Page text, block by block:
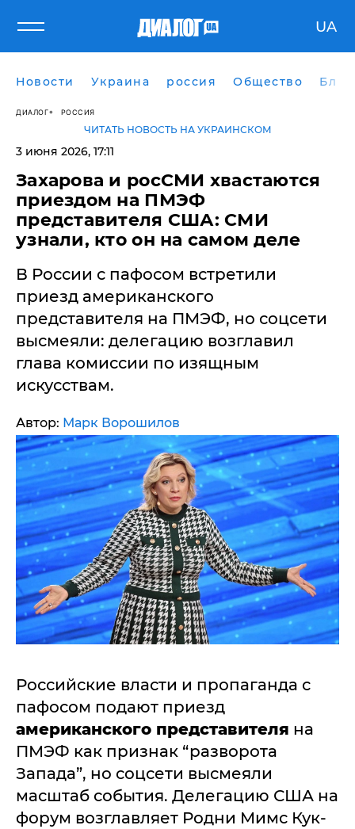
UA
Новости Украина россия Общество
ДИАЛОГ РОССИЯ
ЧИТАТЬ НОВОСТЬ НА УКРАИНСКОМ
3 июня 2026, 17:11
Захарова и росСМИ хвастаются
приездом на ПМЭФ
представителя США: СМИ
узнали, кто он на самом деле
В России с пафосом встретили
приезд американского
представителя на ПМЭФ, но соцсети
высмеяли: делегацию возглавил
глава комиссии по изящным
искусствам.
Автор: Марк Ворошилов
Российские власти и пропаганда с
пафосом подают приезд
американского представителя на
ПМЭФ как признак “разворота
Запада”, но соцсети высмеяли
масштаб события. Делегацию США на
форум возглавляет Родни Мимс Кук-